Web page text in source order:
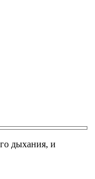
дыхания, и